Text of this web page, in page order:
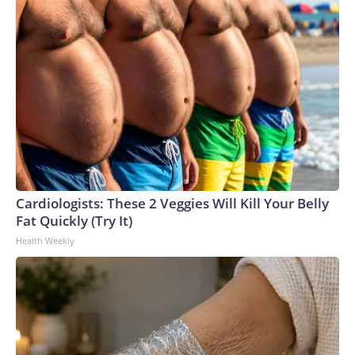
Cardiologists: These 2 Veggies Will Kill Your Belly
Fat Quickly (Try It)
Health Weekly